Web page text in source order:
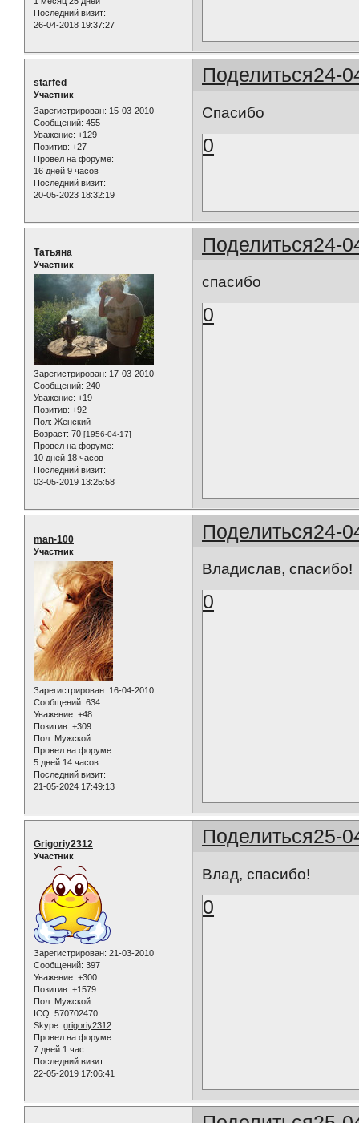
Последний визит:
26-04-2018 19:37:27
Поделиться24-
starfed
Участник
Зарегистрирован: 15-03-2010
Сообщений: 455
Уважение: +129
Позитив: +27
Провел на форуме:
16 дней 9 часов
Последний визит:
20-05-2023 18:32:19
Спасибо
0
Поделиться24-
Татьяна
Участник
Зарегистрирован: 17-03-2010
Сообщений: 240
Уважение: +19
Позитив: +92
Пол: Женский
Возраст: 70 [1956-04-17]
Провел на форуме:
10 дней 18 часов
Последний визит:
03-05-2019 13:25:58
спасибо
0
Поделиться24-
man-100
Участник
Зарегистрирован: 16-04-2010
Сообщений: 634
Уважение: +48
Позитив: +309
Пол: Мужской
Провел на форуме:
5 дней 14 часов
Последний визит:
21-05-2024 17:49:13
Владислав, спасибо!
0
Поделиться25-
Grigoriy2312
Участник
Зарегистрирован: 21-03-2010
Сообщений: 397
Уважение: +300
Позитив: +1579
Пол: Мужской
ICQ: 570702470
Skype: grigoriy2312
Провел на форуме:
7 дней 1 час
Последний визит:
22-05-2019 17:06:41
Влад, спасибо!
0